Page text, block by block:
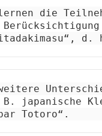
lernen die
japanische
Totoro“.